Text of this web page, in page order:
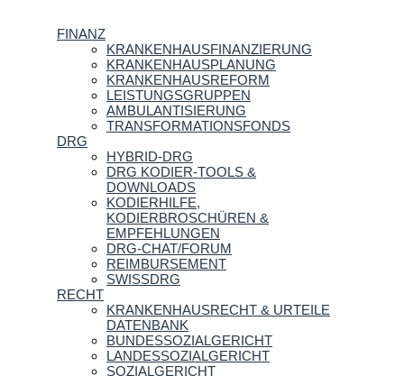
FINANZ
KRANKENHAUSFINANZIERUNG
KRANKENHAUSPLANUNG
KRANKENHAUSREFORM
LEISTUNGSGRUPPEN
AMBULANTISIERUNG
TRANSFORMATIONSFONDS
DRG
HYBRID-DRG
DRG KODIER-TOOLS &
DOWNLOADS
KODIERHILFE,
KODIERBROSCHÜREN &
EMPFEHLUNGEN
DRG-CHAT/FORUM
REIMBURSEMENT
SWISSDRG
RECHT
KRANKENHAUSRECHT & URTEILE
DATENBANK
BUNDESSOZIALGERICHT
LANDESSOZIALGERICHT
SOZIALGERICHT